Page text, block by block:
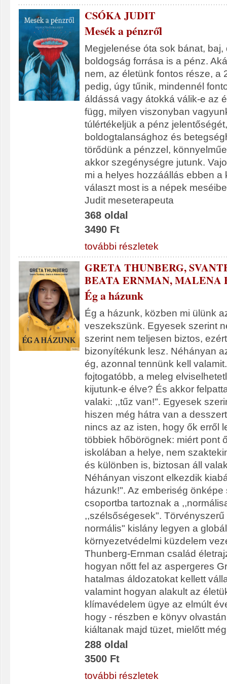
CSÓKA JUDIT
Mesék a pénzről
Megjelenése óta sok bánat, baj,
boldogság forrása is a pénz.
nem, az életünk fontos része, a
pedig, úgy tűnik, mindennél
áldássá vagy átokká válik-e az
függ, milyen viszonyban
túlértékeljük a pénz
boldogtalansághoz és
törődünk a pénzzel,
akkor szegénységre jutunk.
mi a helyes hozzáállás ebben a
választ most is a népek
Judit meseterapeuta
368 oldal
3490 Ft
további részletek
GRETA THUNBERG,
BEATA ERNMAN, MALENA
Ég a házunk
Ég a házunk, közben mi ülünk
veszekszünk. Egyesek szerint
szerint nem teljesen biztos,
bizonyítékunk lesz. Néhányan
ég, azonnal tennünk kell
fojtogatóbb, a meleg
kijutunk-e élve? És akkor
valaki: ,,tűz van!". Egyesek
hiszen még hátra van a
nincs az az isten, hogy ők erről
többiek hőbörögnek: miért pont
iskolában a helye, nem
és különben is, biztosan áll
Néhányan viszont elkezdik
házunk!". Az emberiség
csoportba tartoznak a
,,szélsőségesek".
normális" kislány legyen a
környezetvédelmi küzdelem
Thunberg-Ernman család
hogyan nőtt fel az aspergeres
hatalmas áldozatokat kellett
valamint hogyan alakult az
klímavédelem ügye az elmúlt
hogy - részben e könyv
kiáltanak majd tüzet, mielőtt
288 oldal
3500 Ft
további részletek